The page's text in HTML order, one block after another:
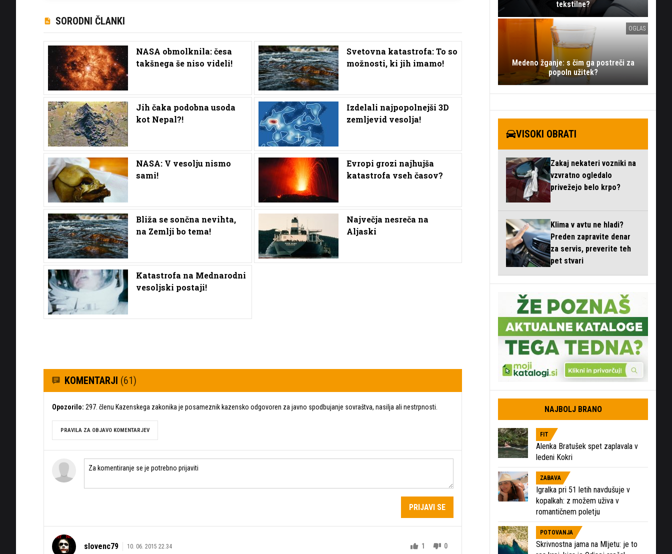
SORODNI ČLANKI
NASA obmolknila: česa
takšnega še niso videli!
Svetovna katastrofa: To so
možnosti, ki jih imamo!
Jih čaka podobna usoda
kot Nepal?!
Izdelali najpopolnejši 3D
zemljevid vesolja!
NASA: V vesolju nismo
sami!
Evropi grozi najhujša
katastrofa vseh časov?
Bliža se sončna nevihta,
na Zemlji bo tema!
Največja nesreča na
Aljaski
Katastrofa na Mednarodni
vesoljski postaji!
KOMENTARJI (61)
Opozorilo: 297. členu Kazenskega zakonika je posameznik kazensko odgovoren za javno spodbujanje sovraštva, nasilja ali nestrpnosti.
PRAVILA ZA OBJAVO KOMENTARJEV
PRIJAVI SE
slovenc79 10. 06. 2015 22.34 1 0
tekstilne?
OGLAS
Medeno žganje: s čim ga postreči za
popoln užitek?
VISOKI OBRATI
Zakaj nekateri vozniki na
vzvratno ogledalo
privežejo belo krpo?
Klima v avtu ne hladi?
Preden zapravite denar
za servis, preverite teh
pet stvari
NAJBOLJ BRANO
FIT
Alenka Bratušek spet zaplavala v
ledeni Kokri
ZABAVA
Igralka pri 51 letih navdušuje v
kopalkah: z možem uživa v
romantičnem poletju
POTOVANJA
Skrivnostna jama na Mljetu: je to